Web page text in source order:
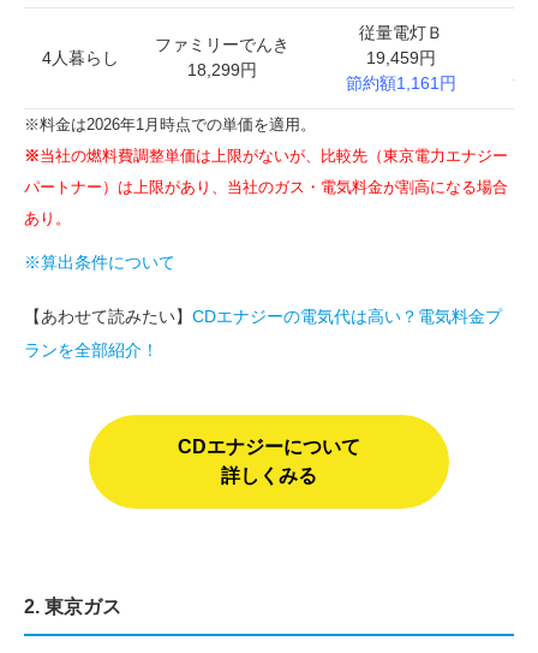
4人暮らし
ファミリーでんき
18,299円
従量電灯Ｂ
19,459円
節約額1,161円
節
※料金は2026年1月時点での単価を適用。
※当社の燃料費調整単価は上限がないが、比較先（東京電力エナジー
パートナー）は上限があり、当社のガス・電気料金が割高になる場合
あり。
※算出条件について
【あわせて読みたい】 CDエナジーの電気代は高い？電気料金プ
ランを全部紹介！
CDエナジーについて
詳しくみる
2. 東京ガス